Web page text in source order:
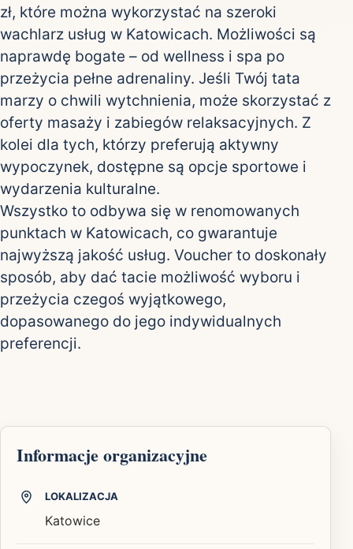
zł, które można wykorzystać na szeroki
wachlarz usług w Katowicach. Możliwości są
naprawdę bogate – od wellness i spa po
przeżycia pełne adrenaliny. Jeśli Twój tata
marzy o chwili wytchnienia, może skorzystać z
oferty masaży i zabiegów relaksacyjnych. Z
kolei dla tych, którzy preferują aktywny
wypoczynek, dostępne są opcje sportowe i
wydarzenia kulturalne.
Wszystko to odbywa się w renomowanych
punktach w Katowicach, co gwarantuje
najwyższą jakość usług. Voucher to doskonały
sposób, aby dać tacie możliwość wyboru i
przeżycia czegoś wyjątkowego,
dopasowanego do jego indywidualnych
preferencji.
Informacje organizacyjne
LOKALIZACJA
Katowice